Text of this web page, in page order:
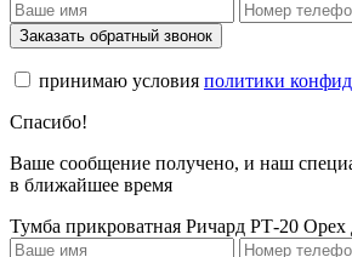
Заказать обратный звонок
принимаю условия политики
Спасибо!
Ваше сообщение получено, и наш
в ближайшее время
Тумба прикроватная Ричард РТ-20 Орех